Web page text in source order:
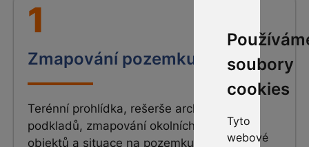
soubory
cookies
Tyto
webové
1
Zmapování pozemku
Terénní prohlídka, rešerše archivních
podkladů, zmapování okolních jímacích
objektů a situace na pozemku s cílem